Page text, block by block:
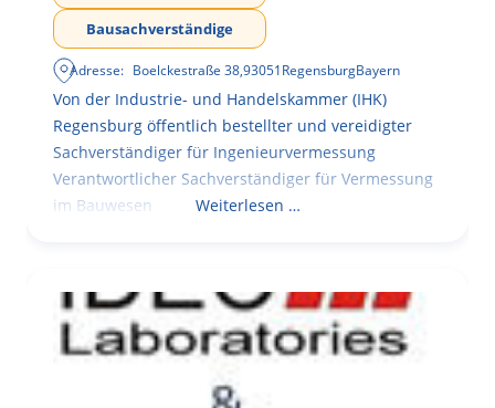
Bausachverständige
Adresse: Boelckestraße 38,93051RegensburgBayern
Von der Industrie- und Handelskammer (IHK)
Regensburg öffentlich bestellter und vereidigter
Sachverständiger für Ingenieurvermessung
Verantwortlicher Sachverständiger für Vermessung
im Bauwesen
Weiterlesen …